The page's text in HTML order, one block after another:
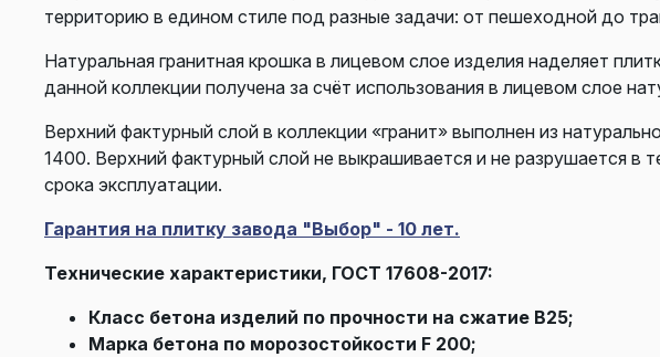
территорию в едином стиле под разные задачи: от пешеходной до
Натуральная гранитная крошка в лицевом слое изделия наделяет
данной коллекции получена за счёт использования в лицевом слое
Верхний фактурный слой в коллекции «гранит» выполнен из
1400. Верхний фактурный слой не выкрашивается и не разрушается в
срока эксплуатации.
Гарантия на плитку завода "Выбор" - 10 лет.
Технические характеристики, ГОСТ 17608-2017:
Класс бетона изделий по прочности на сжатие В25;
Марка бетона по морозостойкости F 200;